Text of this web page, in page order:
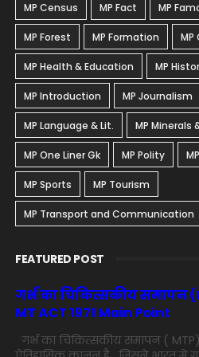
MP Census MP Fact MP
MP Forest MP Formation MP
MP Health & Education MP
MP Introduction MP Journalism
MP Language & Lit. MP Minerals
MP One Liner Gk MP Polity
MP Sports MP Tourism
MP Transport and Communication
FEATURED POST
गर्भ का चिकित्सकीय समापन
MT ACT 1971 Main Point
गर्भ का चिकित्सकीय समापन (